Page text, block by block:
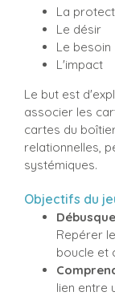
La
Le désir
Le besoin
L'impact
Le but est
associer les
cartes du
relationnelles,
systémiques.
Objectifs du
Repérer
boucle et
lien entre